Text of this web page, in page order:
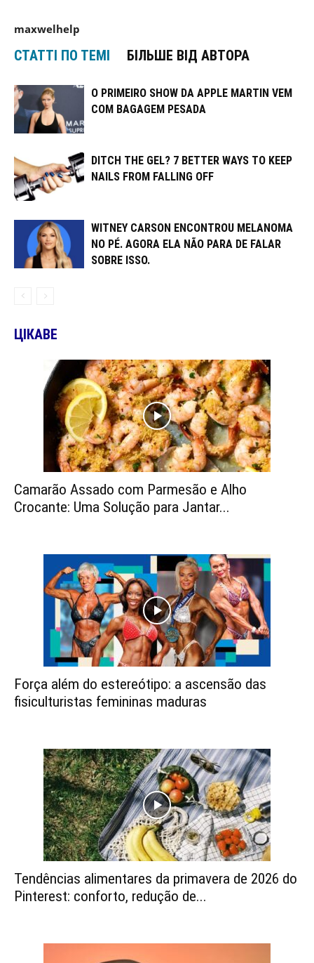
maxwelhelp
СТАТТІ ПО ТЕМІ БІЛЬШЕ ВІД АВТОРА
O PRIMEIRO SHOW DA APPLE MARTIN VEM
COM BAGAGEM PESADA
DITCH THE GEL? 7 BETTER WAYS TO KEEP
NAILS FROM FALLING OFF
WITNEY CARSON ENCONTROU MELANOMA
NO PÉ. AGORA ELA NÃO PARA DE FALAR
SOBRE ISSO.
ЦІКАВЕ
Camarão Assado com Parmesão e Alho
Crocante: Uma Solução para Jantar...
Força além do estereótipo: a ascensão das
fisiculturistas femininas maduras
Tendências alimentares da primavera de 2026 do
Pinterest: conforto, redução de...